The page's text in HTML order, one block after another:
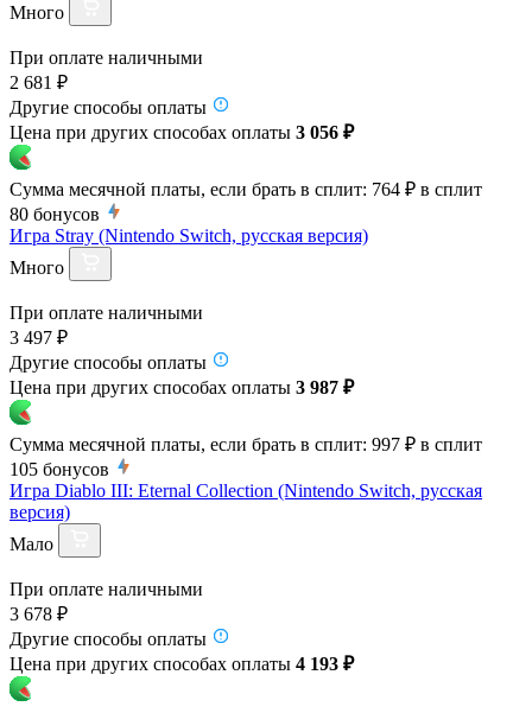
Много
При оплате наличными
2 681 ₽
Другие способы оплаты
Цена при других способах оплаты 3 056 ₽
Сумма месячной платы, если брать в сплит: 764 ₽ в сплит
80 бонусов
Игра Stray (Nintendo Switch, русская версия)
Много
При оплате наличными
3 497 ₽
Другие способы оплаты
Цена при других способах оплаты 3 987 ₽
Сумма месячной платы, если брать в сплит: 997 ₽ в сплит
105 бонусов
Игра Diablo III: Eternal Collection (Nintendo Switch, русская
версия)
Мало
При оплате наличными
3 678 ₽
Другие способы оплаты
Цена при других способах оплаты 4 193 ₽